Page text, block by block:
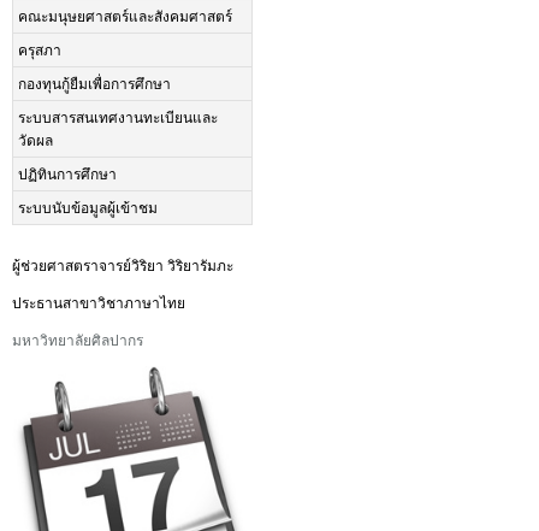
คณะมนุษยศาสตร์และสังคมศาสตร์
ครุสภา
กองทุนกู้ยืมเพื่อการศึกษา
ระบบสารสนเทศงานทะเบียนและ
วัดผล
ปฏิทินการศึกษา
ระบบนับข้อมูลผู้เข้าชม
ผู้ช่วยศาสตราจารย์วิริยา วิริยารัมภะ
ประธานสาขาวิชาภาษาไทย
มหาวิทยาลัยศิลปากร